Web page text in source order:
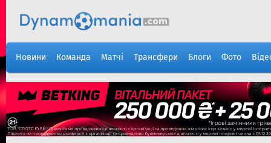
Новини Команда Матчі Трансфери Блоги Фото